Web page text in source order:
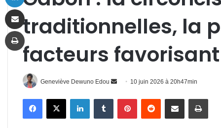
traditionnelles, la
facteurs favorisant
Geneviève Dewuno Edou
Envoyer
courriel
10 juin 2026 à 20h47min
FacebookX LinkedinTumblr PinterestReddit Partager par email
Imprimer